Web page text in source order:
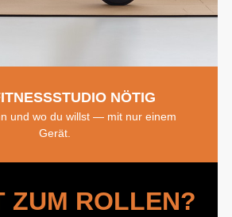
NÖTIG
und wo du willst — mit nur einem
Gerät.
ZUM ROLLEN?